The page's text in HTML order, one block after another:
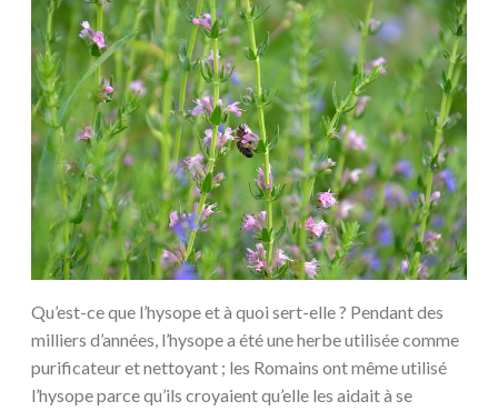
Qu’est-ce que l’hysope et à quoi sert-elle ? Pendant des
milliers d’années, l’hysope a été une herbe utilisée comme
purificateur et nettoyant ; les Romains ont même utilisé
l’hysope parce qu’ils croyaient qu’elle les aidait à se